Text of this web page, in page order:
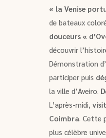
« la Venise
de bateaux
douceurs «
découvrir
Démonstration
participer puis
la ville d’Aveiro.
L’après-midi,
Coimbra. Cette
plus célèbre